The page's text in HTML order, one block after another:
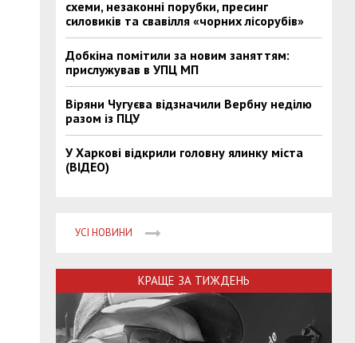
схеми, незаконні порубки, пресинг
силовиків та свавілля «чорних лісорубів»
Добкіна помітили за новим заняттям:
прислужував в УПЦ МП
Віряни Чугуєва відзначили Вербну неділю
разом із ПЦУ
У Харкові відкрили головну ялинку міста
(ВІДЕО)
УСІ НОВИНИ
КРАЩЕ ЗА ТИЖДЕНЬ